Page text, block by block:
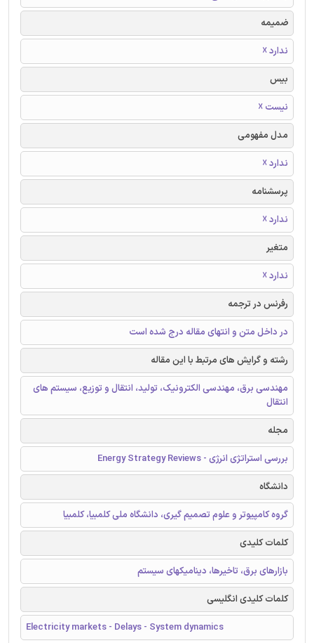
ضمیمه
ندارد ☓
بیس
نیست ☓
مدل مفهومی
ندارد ☓
پرسشنامه
ندارد ☓
متغیر
ندارد ☓
رفرنس در ترجمه
در داخل متن و انتهای مقاله درج شده است
رشته و گرایش های مرتبط با این مقاله
مهندسی برق، مهندسی الکترونیک، تولید، انتقال و توزیع، سیستم های
انتقال
مجله
بررسی استراتژی انرژی - Energy Strategy Reviews
دانشگاه
گروه کامپیوتر و علوم تصمیم گیری، دانشگاه ملی کلمبیا، کلمبیا
کلمات کلیدی
بازارهای برق، تاخیرها، دینامیکهای سیستم
کلمات کلیدی انگلیسی
Electricity markets - Delays - System dynamics